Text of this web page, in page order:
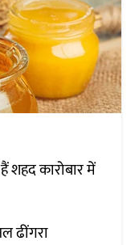
शहद कारोबार में
ढींगरा